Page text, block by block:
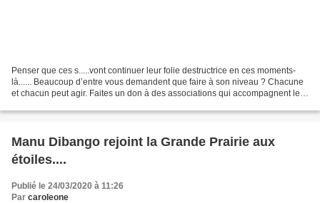
Penser que ces s.....vont continuer leur folie destructrice en ces moments-
là...... Beaucoup d’entre vous demandent que faire à son niveau ? Chacune
et chacun peut agir. Faites un don à des associations qui accompagnent les
Manu Dibango rejoint la Grande Prairie aux
étoiles....
Publié le 24/03/2020 à 11:26
Par caroleone